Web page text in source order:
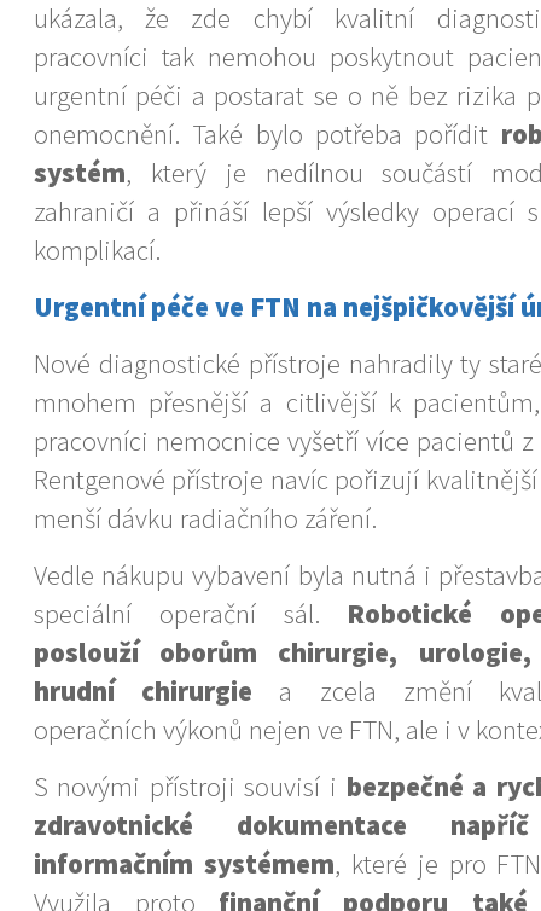
ukázala, že zde chybí kvalitní
pracovníci tak nemohou poskytnout
urgentní péči a postarat se o ně bez rizika
onemocnění. Také bylo potřeba pořídit
systém, který je nedílnou součástí
zahraničí a přináší lepší výsledky operací
komplikací.
Urgentní péče ve FTN na nejšpičkovější
Nové diagnostické přístroje nahradily ty
mnohem přesnější a citlivější k
pracovníci nemocnice vyšetří více pacientů
Rentgenové přístroje navíc pořizují
menší dávku radiačního záření.
Vedle nákupu vybavení byla nutná i
speciální operační sál. Robotické
poslouží oborům chirurgie,
hrudní chirurgie a zcela změní
operačních výkonů nejen ve FTN, ale i v
S novými přístroji souvisí i bezpečné a
zdravotnické dokumentace
informačním systémem, které je pro
Využila proto finanční podporu